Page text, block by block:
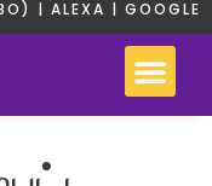
| ALEXA | GOOGLE